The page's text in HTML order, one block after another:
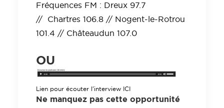
Fréquences FM : Dreux 97.7
// Chartres 106.8 // Nogent-le-Rotrou
101.4 // Châteaudun 107.0
OU
Lien pour écouter l'interview ICI
Ne manquez pas cette opportunité